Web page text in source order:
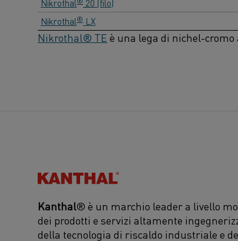
Nikrothal
20 (filo)
Nikrothal® LX
Nikrothal® TE è una lega di nichel-
Kanthal®
Kanthal® è un marchio leader a livello
dei prodotti e servizi altamente
della tecnologia di riscaldo industriale e